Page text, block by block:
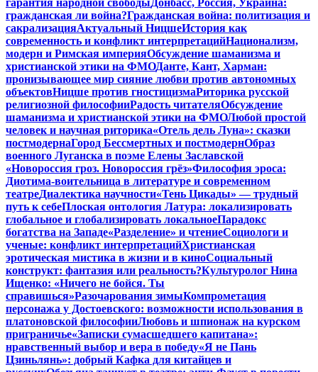
гарантия народной свободыДонбасс, Россия, Украина:
гражданская ли война?Гражданская война: политизация и
сакрализацияАктуальный НицшеИстория как
современность и конфликт интерпретацийНационализм,
модерн и Римская империяОбсуждение шаманизма и
христианской этики на ФМОДанте, Кант, Харман:
пронизывающее мир сияние любви против автономных
объектовНицше против гностицизмаРиторика русской
религиозной философииРадость читателяОбсуждение
шаманизма и христианской этики на ФМОЛюбой простой
человек и научная риторика«Отель дель Луна»: сказки
постмодернаГород Бессмертных и постмодернОбраз
военного Луганска в поэме Елены Заславской
«Новороссия гроз. Новороссия грёз»Философия эроса:
Диотима-воительница в литературе и современном
театреДиалектика научности«Тень Цикады» — трудный
путь к себеПлоская онтология Латура: локализировать
глобальное и глобализировать локальноеПарадокс
богатства на Западе«Разделение» и чтениеСоциологи и
ученые: конфликт интерпретацийХристианская
эротическая мистика в жизни и в киноСоциальный
конструкт: фантазия или реальность?Культуролог Нина
Ищенко: «Ничего не бойся. Ты
справишься»Разочарования зимыКомпрометация
персонажа у Достоевского: возможности использования в
платоновской философииЛюбовь и шпионаж на курском
приграничье«Записки сумасшедшего капитана»:
нравственный выбор и вера в победу«Я не Пань
Цзиньлянь»: добрый Кафка для китайцев и